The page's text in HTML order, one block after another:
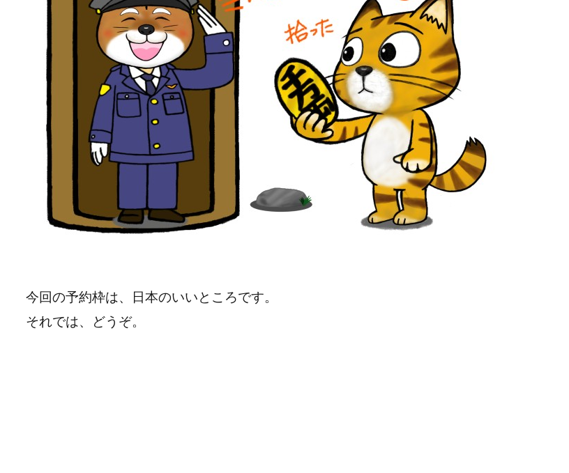
今回の予約枠は、日本のいいところです。
それでは、どうぞ。